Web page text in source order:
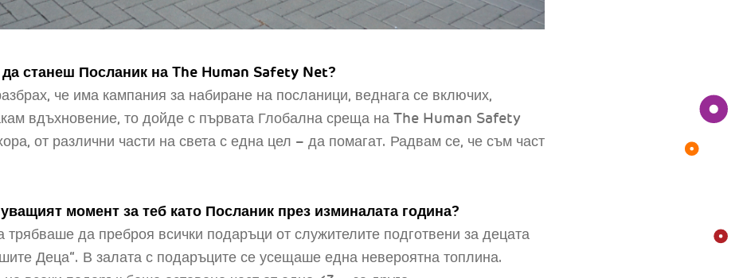
станеш Посланик на The Human Safety Net?
че има кампания за набиране на посланици, веднага се включих,
вдъхновение, то дойде с първата Глобална среща на The Human Safety
от различни части на света с една цел – да помагат. Радвам се, че съм част
момент за теб като Посланик през изминалата година?
трябваше да преброя всички подаръци от служителите подготвени за децата
Деца“. В залата с подаръците се усещаше една невероятна топлина.